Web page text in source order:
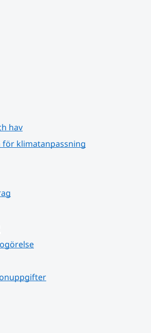
hav
klimatanpassning